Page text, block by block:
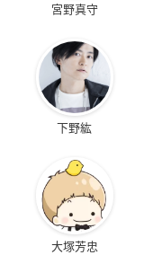
宮野真守
下野紘
大塚芳忠